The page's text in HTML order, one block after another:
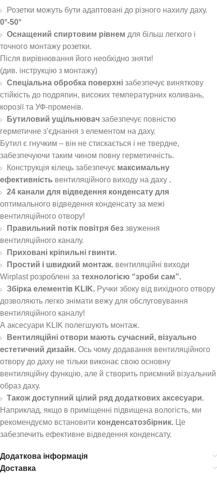
Розетки можуть бути адаптовані до різного нахилу даху.
0°-50°
Оснащений спиртовим рівнем для більш легкого і
точного монтажу розетки.
Після вирівнювання його необхідно зняти!
(див. інструкцію з монтажу)
Спеціальна обробка поверхні забезпечує виняткову
стійкість до подряпин, високих температурних коливань,
корозії та УФ-променів.
Бутиловий ущільнювач забезпечує повністю
герметичне з’єднання з елементом на даху.
Бутил є гнучким – він не стискається і не твердне,
забезпечуючи таким чином повну герметичність.
Конструкція кілець забезпечує максимальну
ефективність вентиляційного виходу на даху .
24 канали для відведення конденсату для
оптимального відведення конденсату за межі
вентиляційного отвору!
Правильний потік повітря без звуження
вентиляційного каналу.
Приховані кріпильні гвинти.
Простий і швидкий монтаж. вентиляційні виходи
Wirplast розроблені за технологією “зроби сам”.
Збірка елементів KLIK. Ручки збоку від вихідного отвору
дозволяють легко знімати вежу для обслуговування
вентиляційного каналу!
А аксесуари KLIK полегшують монтаж.
Вентиляційні отвори мають сучасний, візуально
естетичний дизайн. Ось чому додавання вентиляційного
отвору до даху не тільки виконає свою основну
вентиляційну функцію, але й створить приємний візуальний
образ даху.
Також доступний цілий ряд додаткових аксесуари.
Наприклад, якщо в приміщенні підвищена вологість, ми
рекомендуємо встановити конденсатозбірник. Це
забезпечить ефективне відведення конденсату.
Додаткова інформація
Доставка